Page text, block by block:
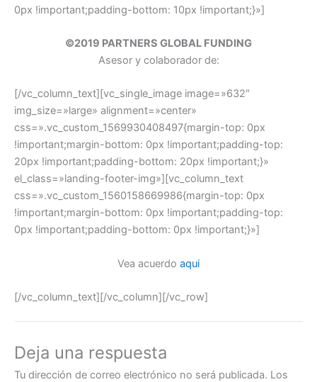
0px !important;padding-bottom: 10px !important;}»]
©2019 PARTNERS GLOBAL FUNDING
Asesor y colaborador de:
[/vc_column_text][vc_single_image image=»632″
img_size=»large» alignment=»center»
css=».vc_custom_1569930408497{margin-top: 0px
!important;margin-bottom: 0px !important;padding-top:
20px !important;padding-bottom: 20px !important;}»
el_class=»landing-footer-img»][vc_column_text
css=».vc_custom_1560158669986{margin-top: 0px
!important;margin-bottom: 0px !important;padding-top:
0px !important;padding-bottom: 0px !important;}»]
Vea acuerdo aqui
[/vc_column_text][/vc_column][/vc_row]
Deja una respuesta
Tu dirección de correo electrónico no será publicada. Los